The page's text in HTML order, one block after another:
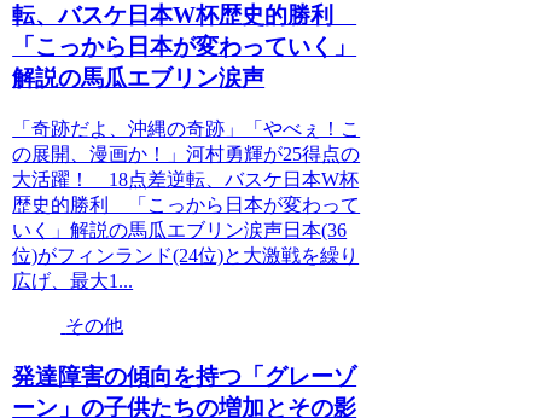
転、バスケ日本W杯歴史的勝利
「こっから日本が変わっていく」
解説の馬瓜エブリン涙声
「奇跡だよ、沖縄の奇跡」「やべぇ！こ
の展開、漫画か！」河村勇輝が25得点の
大活躍！ 18点差逆転、バスケ日本W杯
歴史的勝利 「こっから日本が変わって
いく」解説の馬瓜エブリン涙声日本(36
位)がフィンランド(24位)と大激戦を繰り
広げ、最大1...
その他
発達障害の傾向を持つ「グレーゾ
ーン」の子供たちの増加とその影